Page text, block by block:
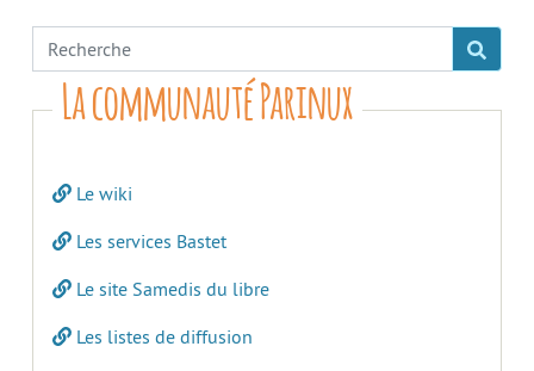
La communauté Parinux
Le wiki
Les services Bastet
Le site Samedis du libre
Les listes de diffusion